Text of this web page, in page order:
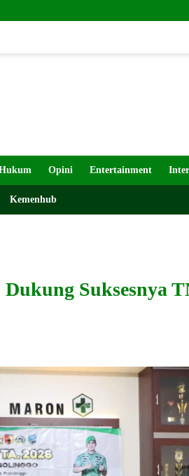
Timnas
Opini Entertainment
Kemenhub
Suksesnya